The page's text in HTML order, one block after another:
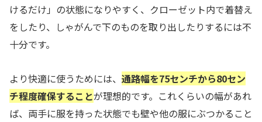
けるだけ」の状態になりやすく、クローゼット内で着替え
をしたり、しゃがんで下のものを取り出したりするには不
十分です。
より快適に使うためには、 通路幅を75センチから80セン
チ程度確保することが理想的です。これくらいの幅があれ
ば、両手に服を持った状態でも壁や他の服にぶつかること